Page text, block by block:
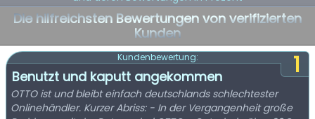
Die hilfreichsten Bewertungen von verifizierten
Kunden
1
Kundenbewertung:
Benutzt und kaputt angekommen
OTTO ist und bleibt einfach deutschlands schlechtester
Onlinehändler. Kurzer Abriss: - In der Vergangenheit große